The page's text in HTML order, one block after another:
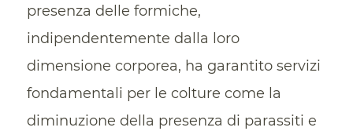
presenza delle formiche,
indipendentemente dalla loro
dimensione corporea, ha garantito servizi
fondamentali per le colture come la
diminuzione della presenza di parassiti e